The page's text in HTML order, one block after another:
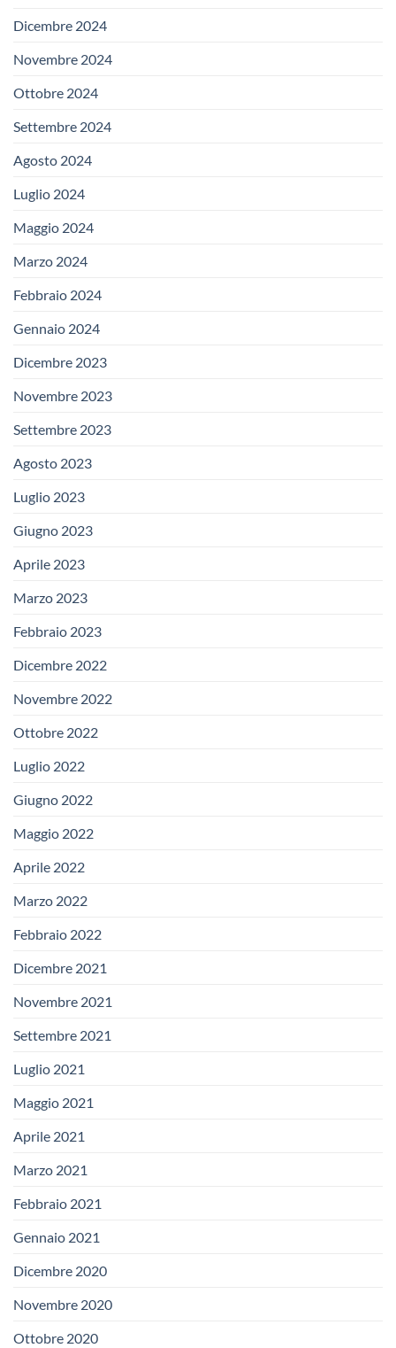
Dicembre 2024
Novembre 2024
Ottobre 2024
Settembre 2024
Agosto 2024
Luglio 2024
Maggio 2024
Marzo 2024
Febbraio 2024
Gennaio 2024
Dicembre 2023
Novembre 2023
Settembre 2023
Agosto 2023
Luglio 2023
Giugno 2023
Aprile 2023
Marzo 2023
Febbraio 2023
Dicembre 2022
Novembre 2022
Ottobre 2022
Luglio 2022
Giugno 2022
Maggio 2022
Aprile 2022
Marzo 2022
Febbraio 2022
Dicembre 2021
Novembre 2021
Settembre 2021
Luglio 2021
Maggio 2021
Aprile 2021
Marzo 2021
Febbraio 2021
Gennaio 2021
Dicembre 2020
Novembre 2020
Ottobre 2020